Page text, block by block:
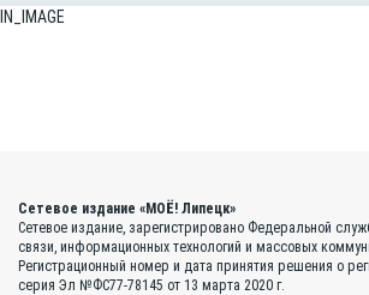
IN_IMAGE
Сетевое издание «МОЁ! Липецк»
Сетевое издание, зарегистрировано Федеральной
связи, информационных технологий и массовых
Регистрационный номер и дата принятия решения о
серия Эл №ФС77-78145 от 13 марта 2020 г.